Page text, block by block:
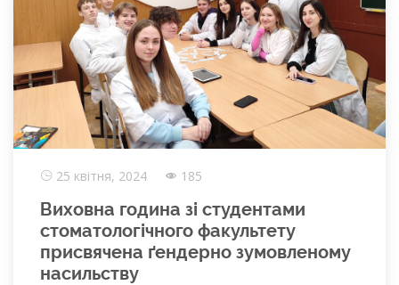
25 квітня, 2024 185
Виховна година зі студентами
стоматологічного факультету
присвячена ґендерно зумовленому
насильству